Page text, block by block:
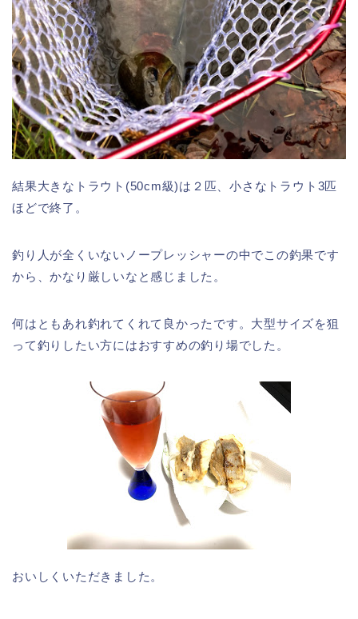
結果大きなトラウト(50cm級)は２匹、小さなトラウト3匹
ほどで終了。
釣り人が全くいないノープレッシャーの中でこの釣果です
から、かなり厳しいなと感じました。
何はともあれ釣れてくれて良かったです。大型サイズを狙
って釣りしたい方にはおすすめの釣り場でした。
おいしくいただきました。